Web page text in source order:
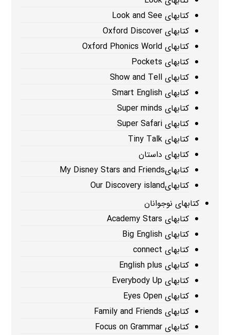
کتابهای Look and See
کتابهای Oxford Discover
کتابهای Oxford Phonics World
کتابهای Pockets
کتابهای Show and Tell
کتابهای Smart English
کتابهای Super minds
کتابهای Super Safari
کتابهای Tiny Talk
کتابهای داستان
کتابهایMy Disney Stars and Friends
کتابهایOur Discovery island
کتابهای نوجوانان
کتابهای Academy Stars
کتابهای Big English
کتابهای connect
کتابهای English plus
کتابهای Everybody Up
کتابهای Eyes Open
کتابهای Family and Friends
کتابهای Focus on Grammar